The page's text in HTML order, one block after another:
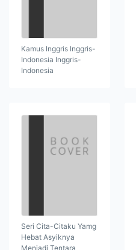
Kamus Inggris Inggris-
Indonesia Inggris-
Indonesia
Seri Cita-Citaku Yamg
Hebat Asyiknya
Menjadi Tentara